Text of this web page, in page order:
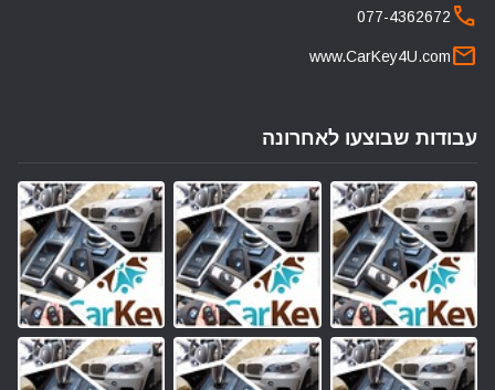
phone
077-4362672
mail
www.CarKey4U.com
עבודות שבוצעו לאחרונה